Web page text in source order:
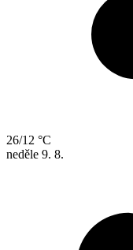
26/12 °C
neděle 9. 8.